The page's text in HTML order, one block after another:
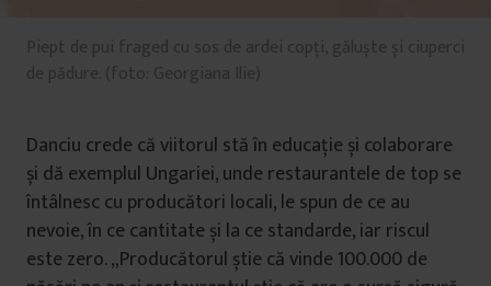
Piept de pui fraged cu sos de ardei copți, găluște și ciuperci
de pădure. (foto: Georgiana Ilie)
Danciu crede că viitorul stă în educație și colaborare
și dă exemplul Ungariei, unde restaurantele de top se
întâlnesc cu producători locali, le spun de ce au
nevoie, în ce cantitate și la ce standarde, iar riscul
este zero. „Producătorul știe că vinde 100.000 de